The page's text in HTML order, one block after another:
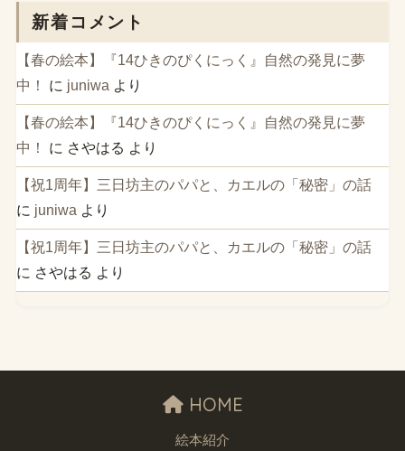
新着コメント
【春の絵本】『14ひきのぴくにっく』自然の発見に夢
中！
に juniwa より
【春の絵本】『14ひきのぴくにっく』自然の発見に夢
中！
に さやはる より
【祝1周年】三日坊主のパパと、カエルの「秘密」の話
に juniwa より
【祝1周年】三日坊主のパパと、カエルの「秘密」の話
に さやはる より
HOME
絵本紹介